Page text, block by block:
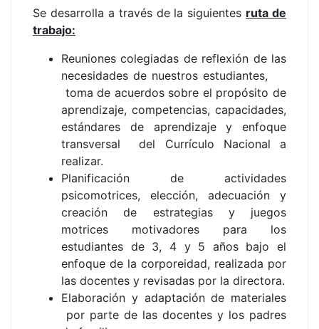
Se desarrolla a través de la siguientes ruta de
trabajo:
Reuniones colegiadas de reflexión de las
necesidades de nuestros estudiantes,
toma de acuerdos sobre el propósito de
aprendizaje, competencias, capacidades,
estándares de aprendizaje y enfoque
transversal del Currículo Nacional a
realizar.
Planificación de actividades
psicomotrices, elección, adecuación y
creación de estrategias y juegos
motrices motivadores para los
estudiantes de 3, 4 y 5 años bajo el
enfoque de la corporeidad, realizada por
las docentes y revisadas por la directora.
Elaboración y adaptación de materiales
por parte de las docentes y los padres